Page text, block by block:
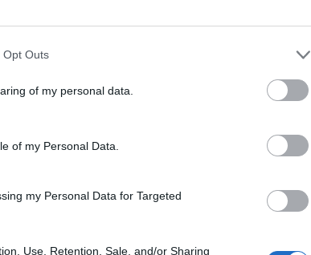
Opt Outs
of my personal data.
of my Personal Data.
my Personal Data for Targeted
Use, Retention, Sale, and/or Sharing